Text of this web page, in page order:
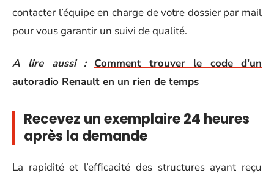
contacter l’équipe en charge de votre dossier par mail
pour vous garantir un suivi de qualité.
A lire aussi :
Comment trouver le code d'un
autoradio Renault en un rien de temps
Recevez un exemplaire 24 heures
après la demande
La rapidité et l’efficacité des structures ayant reçu